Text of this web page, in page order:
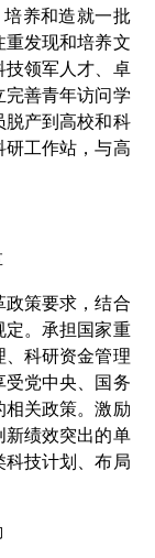
养和造就一批
发现和培养文
领军人才、卓
善青年访问学
产到高校和科
工作站，与高
策要求，结合
。承担国家重
科研资金管理
党中央、国务
关政策。激励
绩效突出的单
技计划、布局